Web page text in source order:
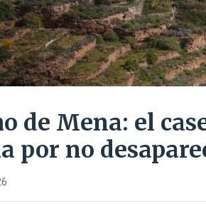
de Mena: el
por no